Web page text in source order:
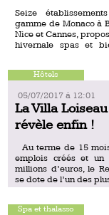
Seize
gamme de Monaco à
Nice et Cannes,
hivernale spas et
Hôtels
05/07/2017 á 12:01
La Villa
révèle enfin !
Au terme de 15
emplois créés et un
millions d’euros, le
se dote de l’un des
Spa et thalasso